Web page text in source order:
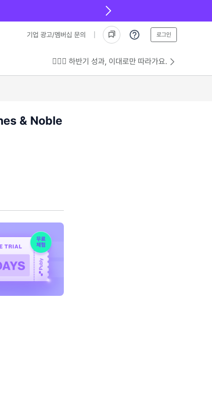
기업 광고/멤버십 문의 로그인
💁🏻‍♂️ 하반기 성과, 이대로만 따라가요.
& Noble